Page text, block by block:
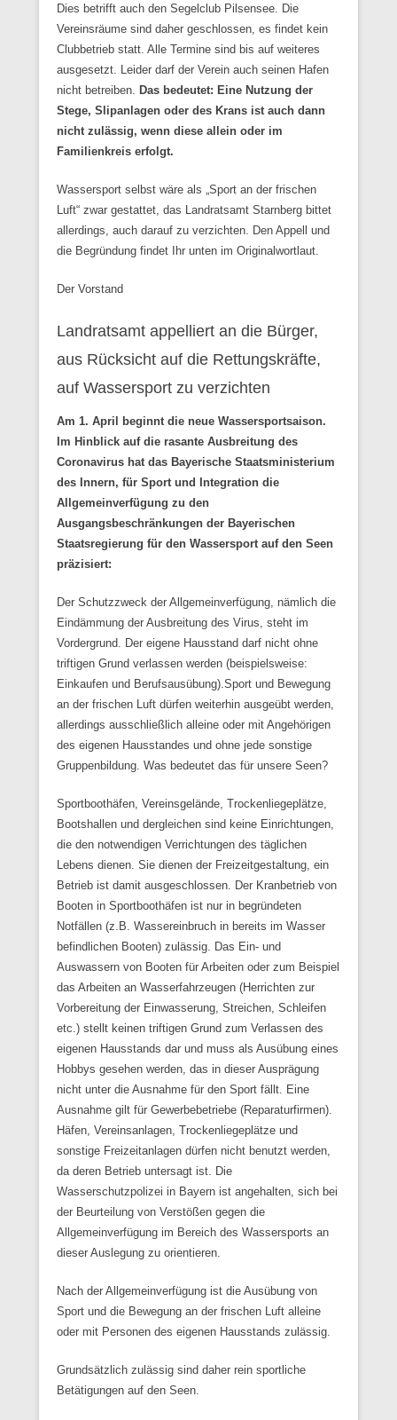
Dies betrifft auch den Segelclub Pilsensee. Die
Vereinsräume sind daher geschlossen, es findet kein
Clubbetrieb statt. Alle Termine sind bis auf weiteres
ausgesetzt. Leider darf der Verein auch seinen Hafen
nicht betreiben.
Das bedeutet: Eine Nutzung der
Stege, Slipanlagen oder des Krans ist auch dann
nicht zulässig, wenn diese allein oder im
Familienkreis erfolgt.
Wassersport selbst wäre als „Sport an der frischen
Luft“ zwar gestattet, das Landratsamt Starnberg bittet
allerdings, auch darauf zu verzichten. Den Appell und
die Begründung findet Ihr unten im Originalwortlaut.
Der Vorstand
Landratsamt appelliert an die Bürger,
aus Rücksicht auf die Rettungskräfte,
auf Wassersport zu verzichten
Am 1. April beginnt die neue Wassersportsaison.
Im Hinblick auf die rasante Ausbreitung des
Coronavirus hat das Bayerische Staatsministerium
des Innern, für Sport und Integration die
Allgemeinverfügung zu den
Ausgangsbeschränkungen der Bayerischen
Staatsregierung für den Wassersport auf den Seen
präzisiert:
Der Schutzzweck der Allgemeinverfügung, nämlich die
Eindämmung der Ausbreitung des Virus, steht im
Vordergrund. Der eigene Hausstand darf nicht ohne
triftigen Grund verlassen werden (beispielsweise:
Einkaufen und Berufsausübung).Sport und Bewegung
an der frischen Luft dürfen weiterhin ausgeübt werden,
allerdings ausschließlich alleine oder mit Angehörigen
des eigenen Hausstandes und ohne jede sonstige
Gruppenbildung. Was bedeutet das für unsere Seen?
Sportboothäfen, Vereinsgelände, Trockenliegeplätze,
Bootshallen und dergleichen sind keine Einrichtungen,
die den notwendigen Verrichtungen des täglichen
Lebens dienen. Sie dienen der Freizeitgestaltung, ein
Betrieb ist damit ausgeschlossen. Der Kranbetrieb von
Booten in Sportboothäfen ist nur in begründeten
Notfällen (z.B. Wassereinbruch in bereits im Wasser
befindlichen Booten) zulässig. Das Ein- und
Auswassern von Booten für Arbeiten oder zum Beispiel
das Arbeiten an Wasserfahrzeugen (Herrichten zur
Vorbereitung der Einwasserung, Streichen, Schleifen
etc.) stellt keinen triftigen Grund zum Verlassen des
eigenen Hausstands dar und muss als Ausübung eines
Hobbys gesehen werden, das in dieser Ausprägung
nicht unter die Ausnahme für den Sport fällt. Eine
Ausnahme gilt für Gewerbebetriebe (Reparaturfirmen).
Häfen, Vereinsanlagen, Trockenliegeplätze und
sonstige Freizeitanlagen dürfen nicht benutzt werden,
da deren Betrieb untersagt ist. Die
Wasserschutzpolizei in Bayern ist angehalten, sich bei
der Beurteilung von Verstößen gegen die
Allgemeinverfügung im Bereich des Wassersports an
dieser Auslegung zu orientieren.
Nach der Allgemeinverfügung ist die Ausübung von
Sport und die Bewegung an der frischen Luft alleine
oder mit Personen des eigenen Hausstands zulässig.
Grundsätzlich zulässig sind daher rein sportliche
Betätigungen auf den Seen.